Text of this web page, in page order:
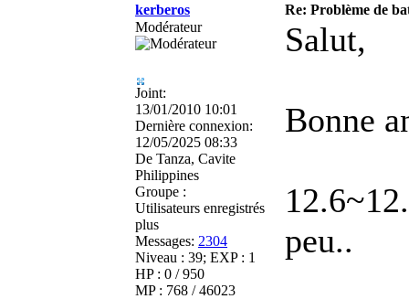
kerberos
Re: Problème de
Modérateur
Joint:
13/01/2010 10:01
Dernière connexion:
12/05/2025 08:33
De Tanza, Cavite
Philippines
Groupe :
Utilisateurs enregistrés
plus
Messages: 2304
Niveau : 39; EXP : 1
HP : 0 / 950
MP : 768 / 46023
Salut,
Bonne
peu..